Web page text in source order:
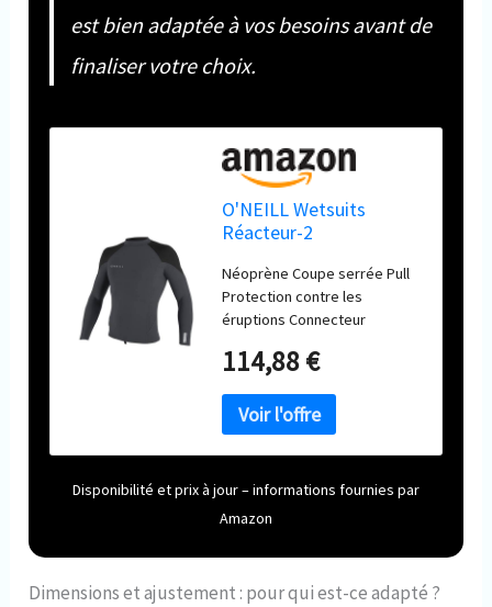
est bien adaptée à vos besoins avant de
finaliser votre choix.
O'NEILL Wetsuits
Réacteur-2
plongée,
Graphite/Noir/Gris
Froid, XL Homme
Néoprène Coupe serrée Pull
Protection contre les
éruptions Connecteur
114,88 €
Disponibilité et prix à jour – informations fournies par
Amazon
Dimensions et ajustement : pour qui est-ce adapté ?